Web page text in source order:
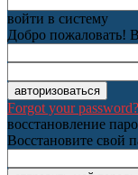
войти в систему
Добро пожаловать!
Forgot your
восстановление
Восстановите свой